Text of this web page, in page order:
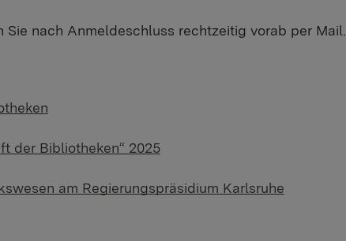
Sie nach Anmeldeschluss rechtzeitig vorab per Mail.
der Bibliotheken“ 2025
am Regierungspräsidium Karlsruhe